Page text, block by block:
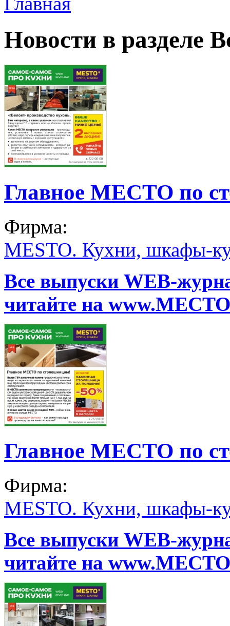
Новости в разделе
Главное МЕСТО по
Фирма:
MESTO. Кухни, шкафы-
Все выпуски WEB-
читайте на
Главное МЕСТО по
Фирма:
MESTO. Кухни, шкафы-
Все выпуски WEB-
читайте на